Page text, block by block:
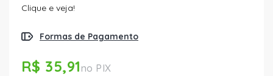
Clique e veja!
Formas de Pagamento
R$ 35,91